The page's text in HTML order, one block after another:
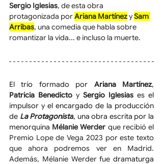
Sergio Iglesias, de esta obra
protagonizada por Ariana Martínez y Sam
Arribas, una comedia que habla sobre
romantizar la vida... e incluso la muerte.
El trío formado por Ariana Martínez
Patricia Benedicto y Sergio Iglesias es el
impulsor y el encargado de la producción
de La Protagonista, una obra escrita por la
menorquina Mélanie Werder que recibió el
que ahora podremos ver en Madrid.
Además, Mélanie Werder fue dramaturga